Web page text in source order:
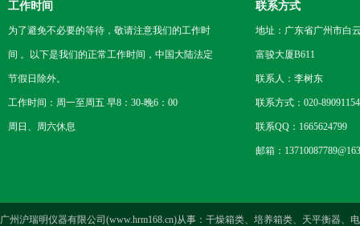
工作时间
为了避免不必要的等待，敬请注意我们的工作时
间 。以下是我们的正常工作时间，中国大陆法定
节假日除外。
工作时间：周一至周五 早8：30-晚6：00
周日、周六休息
联系方式
地址：广东省广州市白
富骏大厦B611
联系人：李树东
联系方式：020-89091154
联系QQ：1665624799
邮箱：
广州沪瑞明仪器有限公司(www.hrm168.cn)从事：干燥箱类、培养箱类、天平衡器